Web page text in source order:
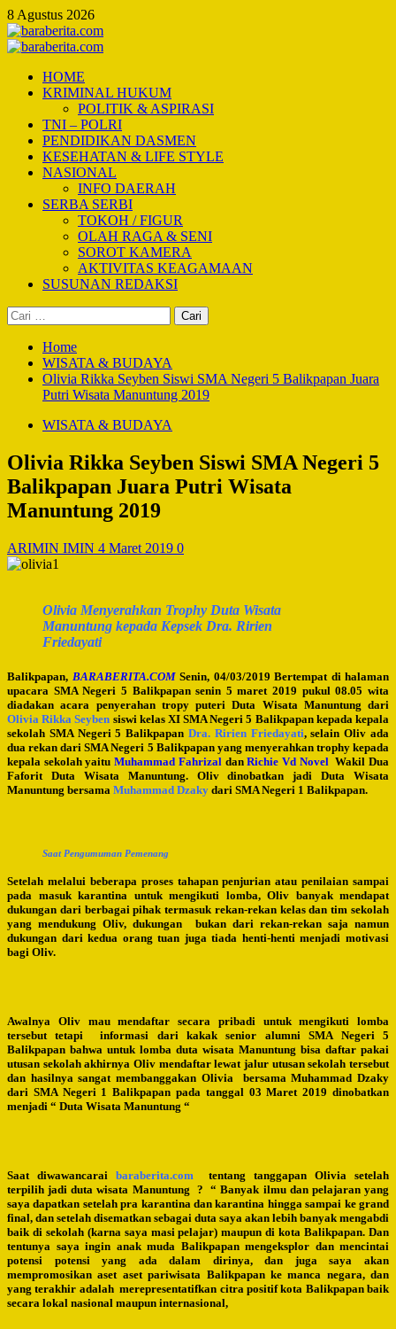
Skip
to
content
8 Agustus 2026
Primary
HOME
KRIMINAL HUKUM
POLITIK & ASPIRASI
TNI – POLRI
PENDIDIKAN DASMEN
KESEHATAN & LIFE STYLE
NASIONAL
INFO DAERAH
SERBA SERBI
TOKOH / FIGUR
OLAH RAGA & SENI
SOROT KAMERA
AKTIVITAS KEAGAMAAN
SUSUNAN REDAKSI
Cari
untuk:
Home
WISATA & BUDAYA
Olivia Rikka Seyben Siswi SMA Negeri 5 Balikpapan Juara
Putri Wisata Manuntung 2019
WISATA & BUDAYA
Olivia Rikka Seyben Siswi SMA Negeri 5
Balikpapan Juara Putri Wisata
Manuntung 2019
ARIMIN IMIN 4 Maret 2019 0
Olivia Menyerahkan Trophy Duta Wisata
Manuntung kepada Kepsek Dra. Ririen
Friedayati
Balikpapan, BARABERITA.COMSenin, 04/03/2019 Bertempat di halaman
upacara SMA Negeri 5 Balikpapan senin 5 maret 2019 pukul 08.05 wita
diadakan acara penyerahan tropy puteri Duta Wisata Manuntung dari
Olivia Rikka Seyben siswi kelas XI SMA Negeri 5 Balikpapan kepada kepala
sekolah SMA Negeri 5 Balikpapan Dra. Ririen Friedayati, selain Oliv ada
dua rekan dari SMA Negeri 5 Balikpapan yang menyerahkan trophy kepada
kepala sekolah yaituMuhammad Fahrizal danRichie Vd Novel Wakil Dua
Faforit Duta Wisata Manuntung. Oliv dinobatkan jadi Duta Wisata
Manuntung bersama Muhammad Dzaky dari SMA Negeri 1 Balikpapan.
Saat Pengumuman Pemenang
Setelah melalui beberapa proses tahapan penjurian atau penilaian sampai
pada masuk karantina untuk mengikuti lomba, Oliv banyak mendapat
dukungan dari berbagai pihak termasuk rekan-rekan kelas dan tim sekolah
yang mendukung Oliv, dukungan bukan dari rekan-rekan saja namun
dukungan dari kedua orang tuan juga tiada henti-henti menjadi motivasi
bagi Oliv.
Awalnya Oliv mau mendaftar secara pribadi untuk mengikuti lomba
tersebut tetapi informasi dari kakak senior alumni SMA Negeri 5
Balikpapan bahwa untuk lomba duta wisata Manuntung bisa daftar pakai
utusan sekolah akhirnya Oliv mendaftar lewat jalur utusan sekolah tersebut
dan hasilnya sangat membanggakan Olivia bersama Muhammad Dzaky
dari SMA Negeri 1 Balikpapan pada tanggal 03 Maret 2019 dinobatkan
menjadi “ Duta Wisata Manuntung “
Saat diwawancarai baraberita.com tentang tanggapan Olivia setelah
terpilih jadi duta wisata Manuntung ? “ Banyak ilmu dan pelajaran yang
saya dapatkan setelah pra karantina dan karantina hingga sampai ke grand
final, dan setelah disematkan sebagai duta saya akan lebih banyak mengabdi
baik di sekolah (karna saya masi pelajar) maupun di kota Balikpapan. Dan
tentunya saya ingin anak muda Balikpapan mengeksplor dan mencintai
potensi potensi yang ada dalam dirinya, dan juga saya akan
mempromosikan aset aset pariwisata Balikpapan ke manca negara, dan
yang terakhir adalah merepresentatifkan citra positif kota Balikpapan baik
secara lokal nasional maupun internasional,